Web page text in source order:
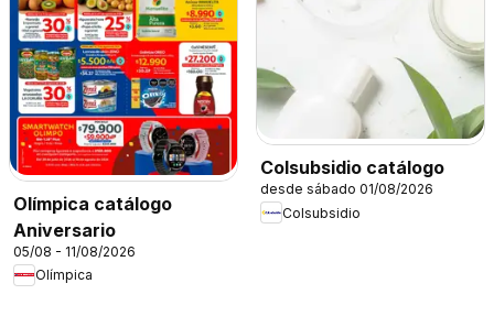
Olímpica catálogo
Aniversario
05/08 - 11/08/2026
Olímpica
Colsubsidio catálogo
desde sábado 01/08/2026
Colsubsidio